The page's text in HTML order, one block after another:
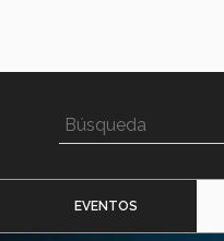
EVENTOS